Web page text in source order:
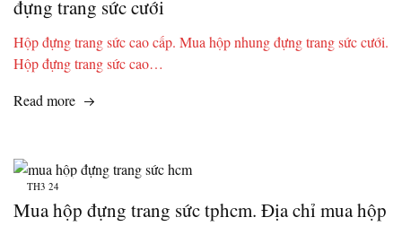
đựng trang sức cưới
Hộp đựng trang sức cao cấp. Mua hộp nhung đựng trang sức cưới.
Hộp đựng trang sức cao…
Read more
TH3 24
Mua hộp đựng trang sức tphcm. Địa chỉ mua hộp